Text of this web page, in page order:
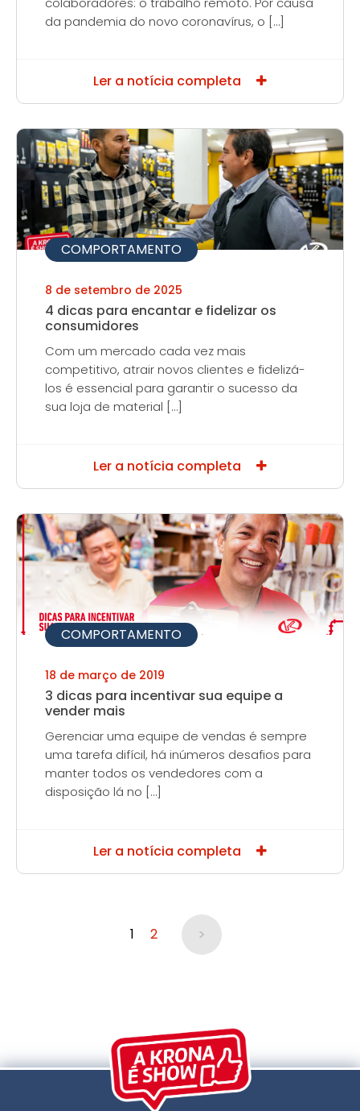
da pandemia do novo coronavírus, o […]
Ler a notícia completa
COMPORTAMENTO
8 de setembro de 2025
4 dicas para encantar e fidelizar os
consumidores
Com um mercado cada vez mais
competitivo, atrair novos clientes e fidelizá-
los é essencial para garantir o sucesso da
sua loja de material […]
Ler a notícia completa
COMPORTAMENTO
18 de março de 2019
3 dicas para incentivar sua equipe a
vender mais
Gerenciar uma equipe de vendas é sempre
uma tarefa difícil, há inúmeros desafios para
manter todos os vendedores com a
disposição lá no […]
Ler a notícia completa
1 2 >